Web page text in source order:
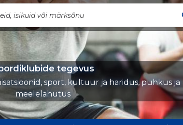
tegevus
sport, kultuur ja haridus, puhkus ja
meelelahutus